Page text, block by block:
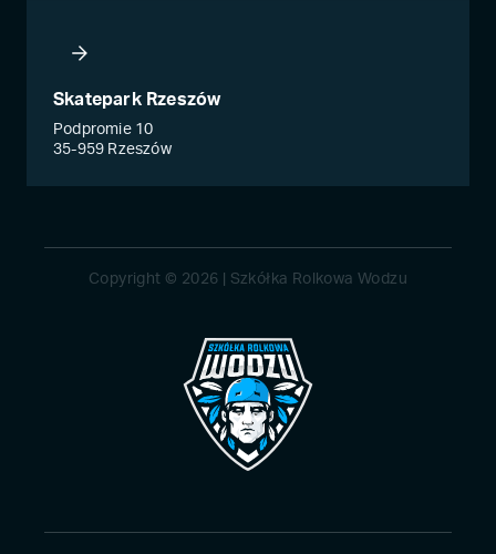
Skatepark Rzeszów
Podpromie 10
35-959 Rzeszów
Copyright © 2026 | Szkółka Rolkowa Wodzu